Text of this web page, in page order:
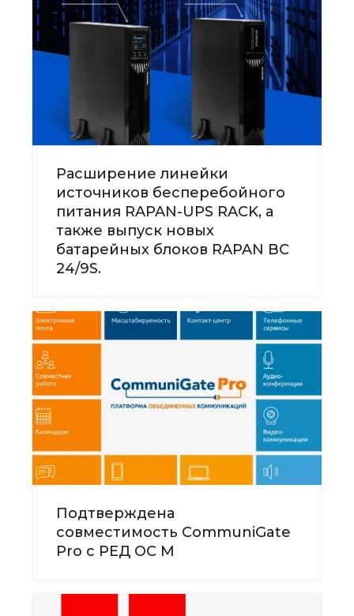
Расширение линейки
источников бесперебойного
питания RAPAN-UPS RACK, а
также выпуск новых
батарейных блоков RAPAN BC
24/9S.
Подтверждена
совместимость CommuniGate
Pro с РЕД ОС М